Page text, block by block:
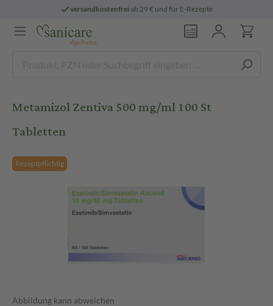
versandkostenfreiab 29 € und für E-Rezepte
Metamizol Zentiva 500 mg/ml 100 St
Tabletten
Rezeptpflichtig
Abbildung kann abweichen